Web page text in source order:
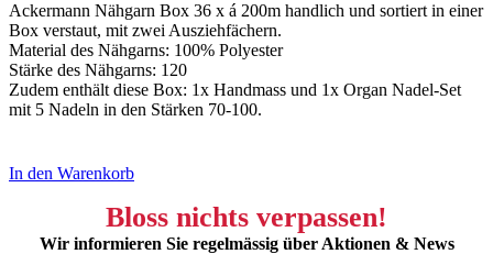
Ackermann Nähgarn Box 36 x á 200m handlich und sortiert in einer
Box verstaut, mit zwei Ausziehfächern.
Material des Nähgarns: 100% Polyester
Stärke des Nähgarns: 120
Zudem enthält diese Box: 1x Handmass und 1x Organ Nadel-Set
mit 5 Nadeln in den Stärken 70-100.
In den Warenkorb
Bloss nichts verpassen!
Wir informieren Sie regelmässig über Aktionen & News